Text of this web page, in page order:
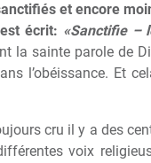
et encore
écrit: «Sanctifie –
la sainte parole de
l’obéissance. Et
cru il y a des
voix